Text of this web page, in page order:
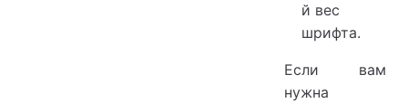
й вес
шрифта.
Если вам
нужна